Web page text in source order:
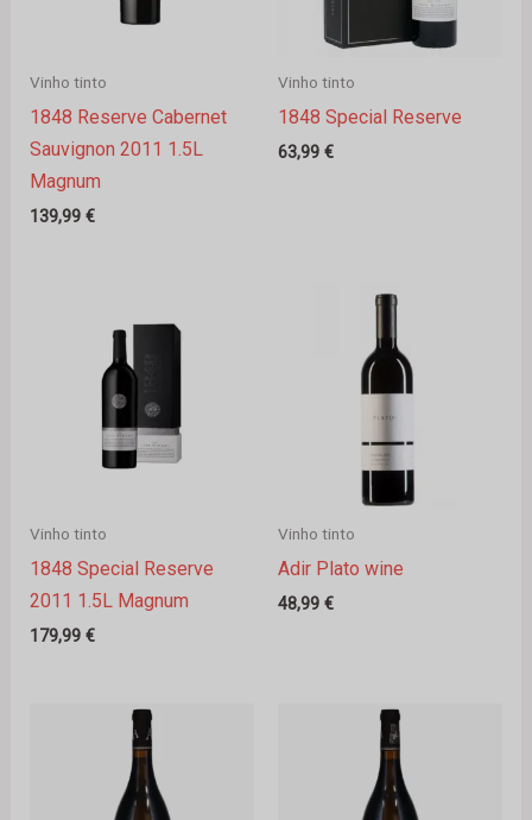
Vinho tinto
1848 Reserve Cabernet
Sauvignon 2011 1.5L
Magnum
139,99 €
Vinho tinto
1848 Special Reserve
63,99 €
Vinho tinto
1848 Special Reserve
2011 1.5L Magnum
179,99 €
Vinho tinto
Adir Plato wine
48,99 €